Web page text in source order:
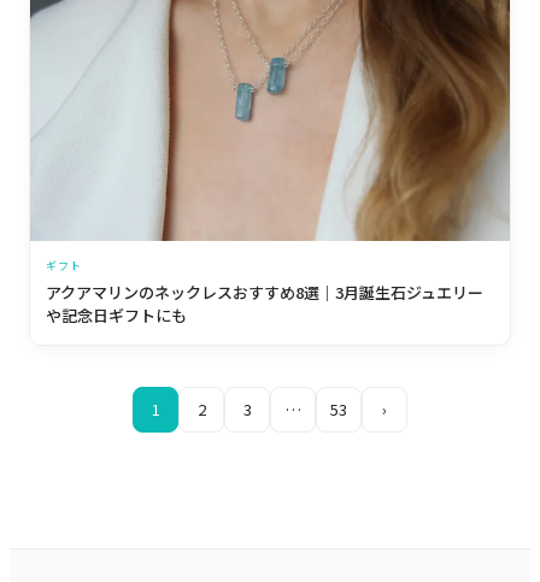
ギフト
アクアマリンのネックレスおすすめ8選｜3月誕生石ジュエリー
や記念日ギフトにも
1 2 3 … 53 ›